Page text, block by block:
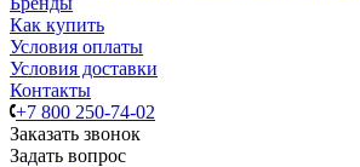
Как купить
Условия оплаты
Условия доставки
Контакты
+7 800 250-74-02
Заказать звонок
Задать вопрос